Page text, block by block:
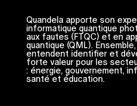
Quandela apporte son
informatique quantique
aux fautes (FTQC) et en
quantique (QML).
entendent identifier et
forte valeur pour les
: énergie, gouvernement,
santé et éducation.